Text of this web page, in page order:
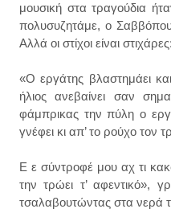
μουσική στα τραγούδια
πολυσυζητάμε, ο
Αλλά οι στίχοι είναι στιχάρες:
«Ο εργάτης βλαστημάει
ήλιος ανεβαίνει σαν
φάμπρικας την πύλη ο
γνέφει κι απ’ το ρούχο τον
Ε ε σύντροφέ μου αχ τι
την τρώει τ’ αφεντικό»,
τσαλαβουτώντας στα νερά